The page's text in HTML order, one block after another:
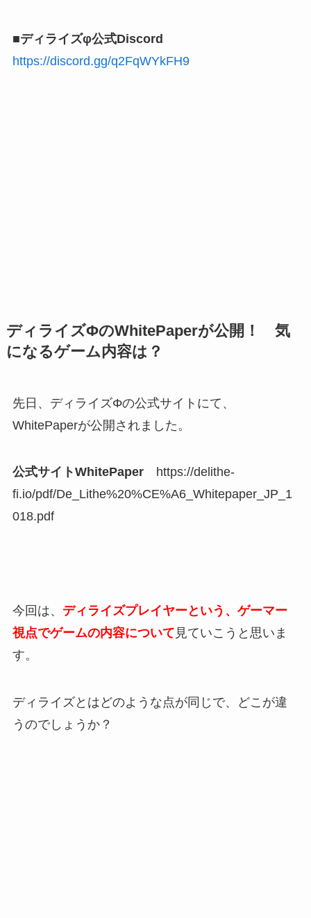
■ディライズφ公式Discord
https://discord.gg/q2FqWYkFH9
ディライズΦのWhitePaperが公開！ 気
になるゲーム内容は？
先日、ディライズΦの公式サイトにて、
WhitePaperが公開されました。
公式サイトWhitePaperhttps://delithe-
fi.io/pdf/De_Lithe%20%CE%A6_Whitepaper_JP_1
018.pdf
今回は、 ディライズプレイヤーという、 ゲーマー
視点でゲームの内容について 見ていこうと思いま
す。
ディライズとはどのような点が同じで、どこが違
うのでしょうか？